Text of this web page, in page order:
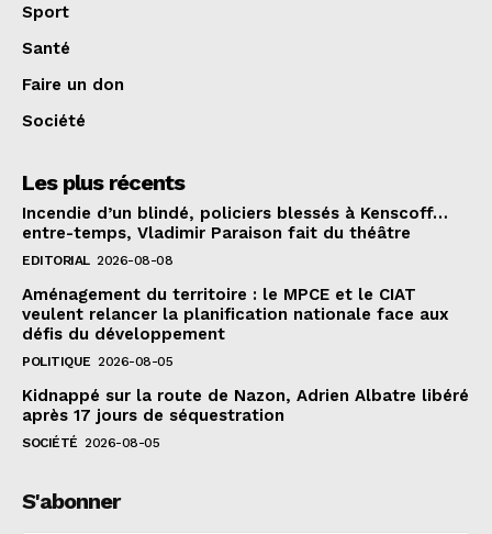
Sport
Santé
Faire un don
Société
Les plus récents
Incendie d’un blindé, policiers blessés à Kenscoff…
entre-temps, Vladimir Paraison fait du théâtre
EDITORIAL 2026-08-08
Aménagement du territoire : le MPCE et le CIAT
veulent relancer la planification nationale face aux
défis du développement
POLITIQUE 2026-08-05
Kidnappé sur la route de Nazon, Adrien Albatre libéré
après 17 jours de séquestration
SOCIÉTÉ 2026-08-05
S'abonner